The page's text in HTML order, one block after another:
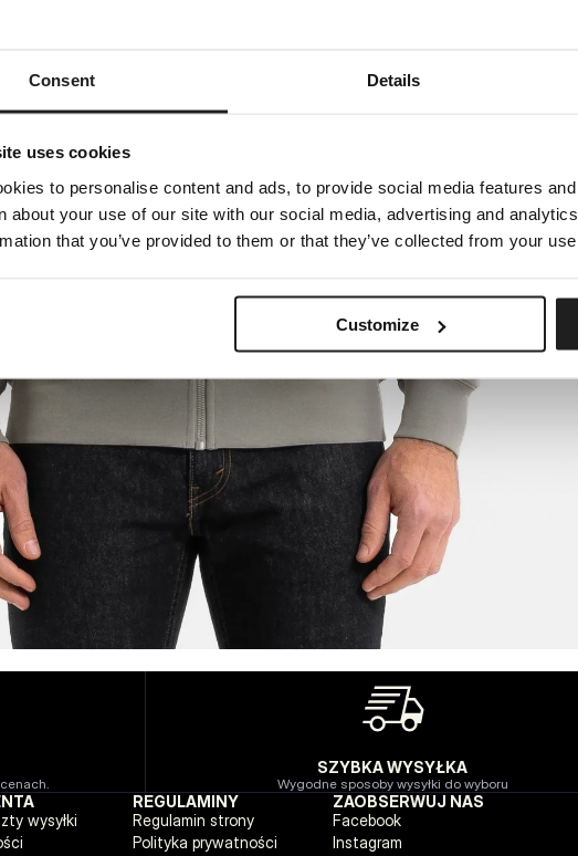
Consent Details
uses cookies
to personalise content and ads, to provide social media features
about your use of our site with our social media, advertising and
that you’ve provided to them or that they’ve collected from your
Customize
SZYBKA WYSYŁKA
Wygodne sposoby wysyłki do wyboru
wysyłki
REGULAMINY
Regulamin strony
Polityka prywatności
ZAOBSERWUJ NAS
Facebook
Instagram